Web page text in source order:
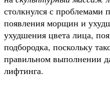
столкнулся с проблемами
появления морщин и
ухудшения цвета лица,
подбородка, поскольку
правильном выполнении
лифтинга.